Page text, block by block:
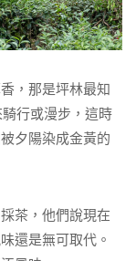
，那是坪林最知
行或漫步，這時
夕陽染成金黃的
茶，他們說現在
還是無可取代。